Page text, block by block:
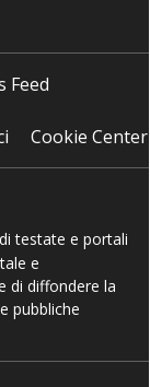
Feed
Cookie Center
testate e portali
e
di diffondere la
pubbliche